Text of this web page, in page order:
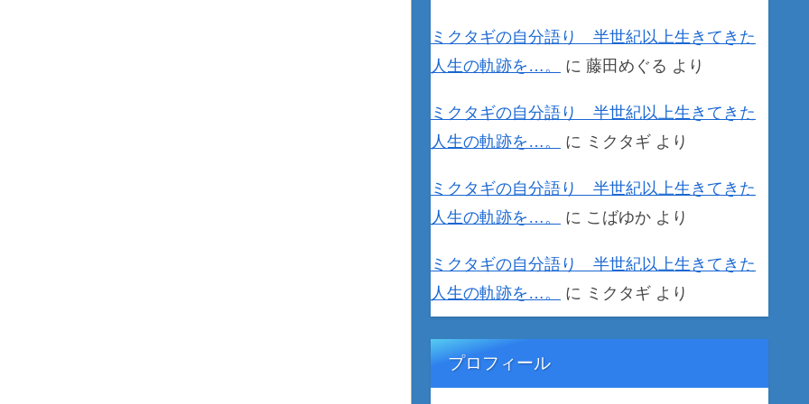
ミクタギの自分語り 半世紀以上生きてきた
人生の軌跡を…。
に 藤田めぐる より
ミクタギの自分語り 半世紀以上生きてきた
人生の軌跡を…。
に ミクタギ より
ミクタギの自分語り 半世紀以上生きてきた
人生の軌跡を…。
に こばゆか より
ミクタギの自分語り 半世紀以上生きてきた
人生の軌跡を…。
に ミクタギ より
プロフィール